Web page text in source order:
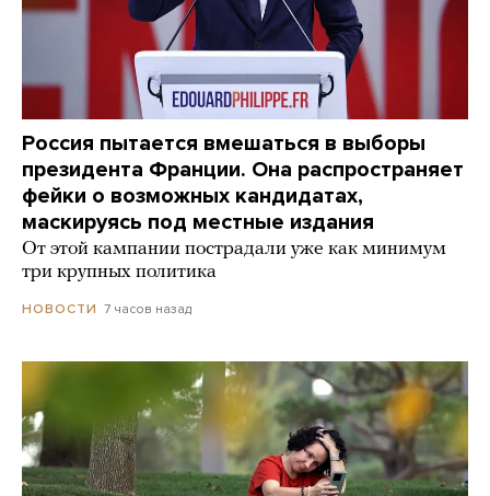
Россия пытается вмешаться в выборы
президента Франции. Она распространяет
фейки о возможных кандидатах,
маскируясь под местные издания
От этой кампании пострадали уже как минимум
три крупных политика
НОВОСТИ 7 часов назад